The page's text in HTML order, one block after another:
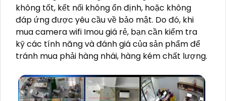
không tốt, kết nối không ổn định, hoặc không
đáp ứng được yêu cầu về bảo mật. Do đó, khi
mua camera wifi Imou giá rẻ, bạn cần kiểm tra
kỹ các tính năng và đánh giá của sản phẩm để
tránh mua phải hàng nhái, hàng kém chất lượng.